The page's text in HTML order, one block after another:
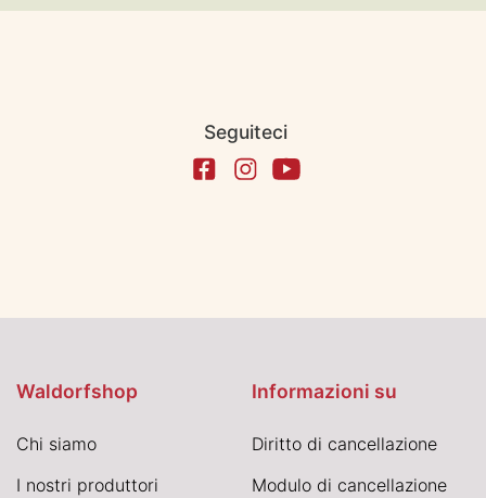
Seguiteci
Waldorfshop
Chi siamo
I nostri produttori
Informazioni su
Diritto di cancellazione
Modulo di cancellazione